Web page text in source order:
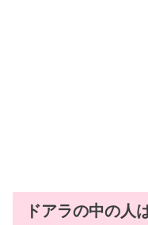
ドアラの中の人